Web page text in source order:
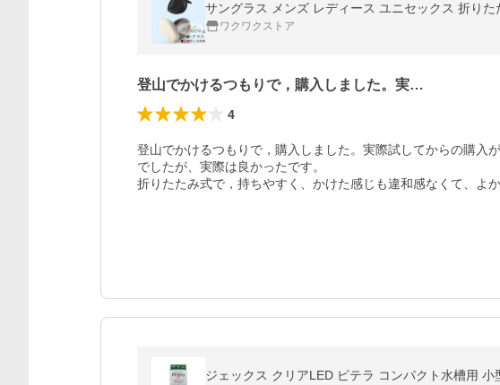
サングラス メンズ レディース ユニセックス 折り
ワクワクストア
登山でかけるつもりで，購入しました。実…
4
登山でかけるつもりで，購入しました。実際試してからの購入
でしたが、実際は良かったです。
折りたたみ式で，持ちやすく、かけた感じも違和感なくて、よか
ジェックス クリアLED ピテラ コンパクト水槽用 小